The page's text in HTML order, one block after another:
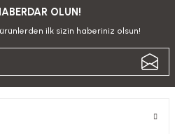
OLUN!
ilk sizin haberiniz olsun!